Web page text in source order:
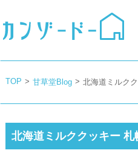
TOP > 甘草堂Blog > 北海道ミルク
北海道ミルククッキー 札